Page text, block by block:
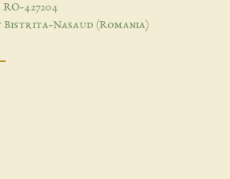
427204
Bistrita-Nasaud (Romania)